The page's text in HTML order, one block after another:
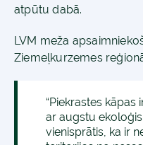
atpūtu dabā.
LVM meža
Ziemeļkurzemes
“Piekrastes
ar augstu
vienisprātis, ka ir